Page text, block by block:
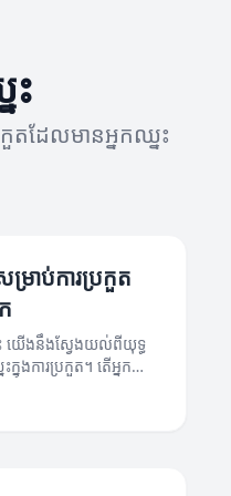
ះ
តដែលមានអ្នកឈ្នះ
ម្រាប់ការប្រកួត
ះ យើងនឹងស្វែងយល់ពីយុទ្ធ
នុងការប្រកួត។ តើអ្នក